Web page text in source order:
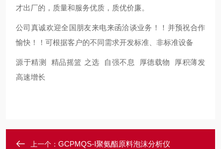
才出厂的，质量和服务优质，质优价廉。
公司真诚欢迎全国朋友来电来函洽谈业务！！并预祝合作
愉快！！可根据客户的不同需求开发标准、非标准设备
源于精测 精品摇篮 之选 自强不息 厚德载物 厚积薄发
高速增长
上一个： GCPMQS-I聚氨酯原料泡沫分析仪